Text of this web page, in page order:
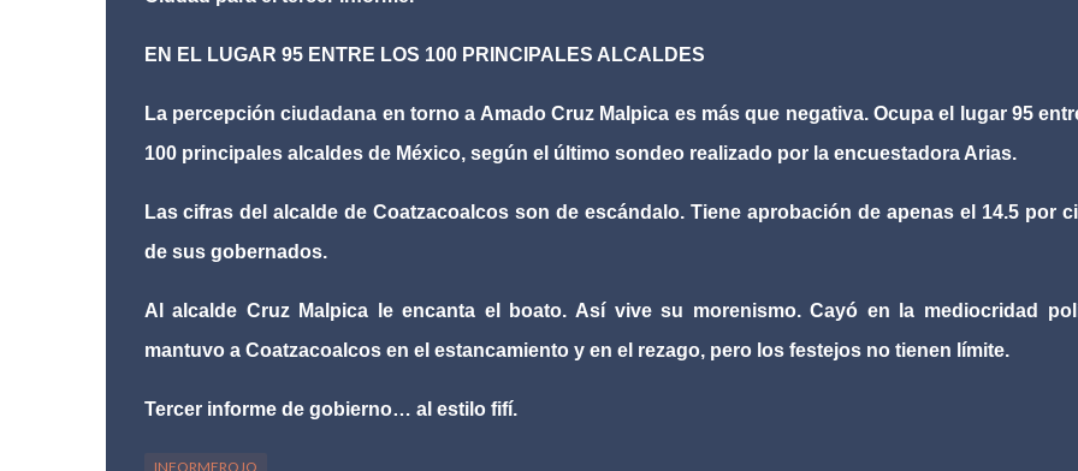
EN EL LUGAR 95 ENTRE LOS 100 PRINCIPALES ALCALDES
La percepción ciudadana en torno a Amado Cruz Malpica es más que negativa. Ocupa el lugar 95
100 principales alcaldes de México, según el último sondeo realizado por la encuestadora Arias.
Las cifras del alcalde de Coatzacoalcos son de escándalo. Tiene aprobación de apenas el 14.5 por
de sus gobernados.
Al alcalde Cruz Malpica le encanta el boato. Así vive su morenismo. Cayó en la mediocridad
mantuvo a Coatzacoalcos en el estancamiento y en el rezago, pero los festejos no tienen límite.
Tercer informe de gobierno… al estilo fifí.
INFORMEROJO